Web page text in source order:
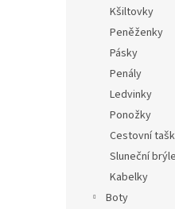
Kšiltovky
Peněženky
Pásky
Penály
Ledvinky
Ponožky
Cestovní
Sluneční brýle
Kabelky
Boty